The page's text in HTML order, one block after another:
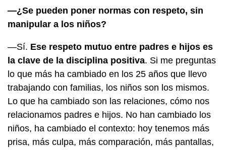
—¿Se pueden poner normas con respeto, sin
manipular a los niños?
—Sí. Ese respeto mutuo entre padres e hijos es
la clave de la disciplina positiva. Si me preguntas
lo que más ha cambiado en los 25 años que llevo
trabajando con familias, los niños son los mismos.
Lo que ha cambiado son las relaciones, cómo nos
relacionamos padres e hijos. No han cambiado los
niños, ha cambiado el contexto: hoy tenemos más
prisa, más culpa, más comparación, más pantallas,